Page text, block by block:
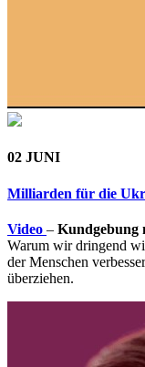
02 JUNI
Milliarden für die
Video – Kundgebung
Warum wir dringend
der Menschen
überziehen.